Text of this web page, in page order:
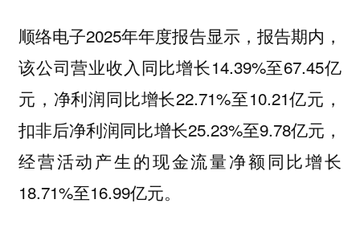
顺络电子2025年年度报告显示，报告期内，
该公司营业收入同比增长14.39%至67.45亿
元，净利润同比增长22.71%至10.21亿元，
扣非后净利润同比增长25.23%至9.78亿元，
经营活动产生的现金流量净额同比增长
18.71%至16.99亿元。